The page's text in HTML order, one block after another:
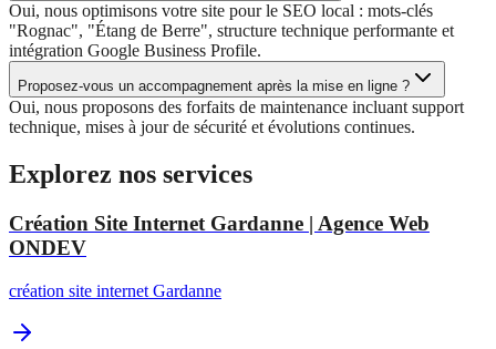
Oui, nous optimisons votre site pour le SEO local : mots-clés
"Rognac", "Étang de Berre", structure technique performante et
intégration Google Business Profile.
Proposez-vous un accompagnement après la mise en ligne ?
Oui, nous proposons des forfaits de maintenance incluant support
technique, mises à jour de sécurité et évolutions continues.
Explorez nos services
Création Site Internet Gardanne | Agence Web
ONDEV
création site internet Gardanne